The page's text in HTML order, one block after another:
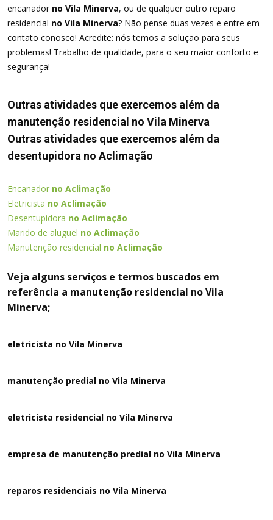
encanador no Vila Minerva, ou de qualquer outro reparo
residencial no Vila Minerva? Não pense duas vezes e entre em
contato conosco! Acredite: nós temos a solução para seus
problemas! Trabalho de qualidade, para o seu maior conforto e
segurança!
Outras atividades que exercemos além da
manutenção residencial no Vila Minerva
Outras atividades que exercemos além da
desentupidora no Aclimação
Encanador no Aclimação
Eletricista no Aclimação
Desentupidora no Aclimação
Marido de aluguel no Aclimação
Manutenção residencial no Aclimação
Veja alguns serviços e termos buscados em
referência a manutenção residencial no Vila
Minerva;
eletricista no Vila Minerva
manutenção predial no Vila Minerva
eletricista residencial no Vila Minerva
empresa de manutenção predial no Vila Minerva
reparos residenciais no Vila Minerva